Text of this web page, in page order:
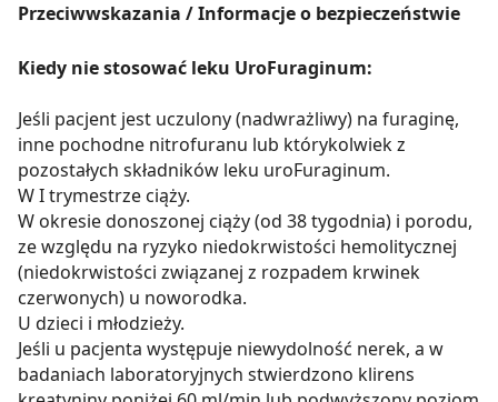
Przeciwwskazania / Informacje o bezpieczeństwie
Kiedy nie stosować leku UroFuraginum:
Jeśli pacjent jest uczulony (nadwrażliwy) na furaginę,
inne pochodne nitrofuranu lub którykolwiek z
pozostałych składników leku uroFuraginum.
W I trymestrze ciąży.
W okresie donoszonej ciąży (od 38 tygodnia) i porodu,
ze względu na ryzyko niedokrwistości hemolitycznej
(niedokrwistości związanej z rozpadem krwinek
czerwonych) u noworodka.
U dzieci i młodzieży.
Jeśli u pacjenta występuje niewydolność nerek, a w
badaniach laboratoryjnych stwierdzono klirens